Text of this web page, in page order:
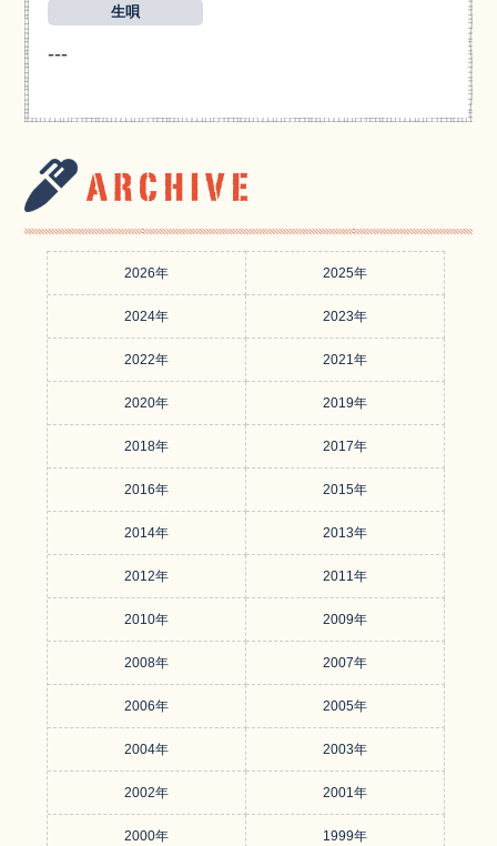
生唄
---
2026年 2025年
2024年 2023年
2022年 2021年
2020年 2019年
2018年 2017年
2016年 2015年
2014年 2013年
2012年 2011年
2010年 2009年
2008年 2007年
2006年 2005年
2004年 2003年
2002年 2001年
2000年 1999年